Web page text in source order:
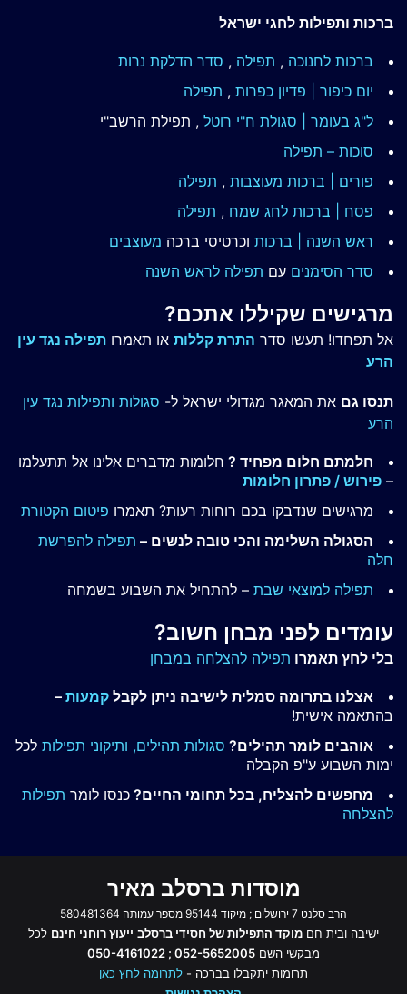
ברכות ותפילות לחגי ישראל
ברכות לחנוכה , תפילה , סדר הדלקת נרות
יום כיפור | פדיון כפרות , תפילה
ל"ג בעומר | סגולת ח"י רוטל , תפילת הרשב"י
סוכות – תפילה
פורים | ברכות מעוצבות , תפילה
פסח | ברכות לחג שמח , תפילה
ראש השנה | ברכות וכרטיסי ברכה מעוצבים
סדר הסימנים עם תפילה לראש השנה
מרגישים שקיללו אתכם?
אל תפחדו! תעשו סדר התרת קללות או תאמרו תפילה נגד עין
הרע
תנסו גם את המאגר מגדולי ישראל ל- סגולות ותפילות נגד עין
הרע
חלמתם חלום מפחיד ? חלומות מדברים אלינו אל תתעלמו
– פירוש / פתרון חלומות
מרגישים שנדבקו בכם רוחות רעות? תאמרו פיטום הקטורת
הסגולה השלימה והכי טובה לנשים – תפילה להפרשת
חלה
תפילה למוצאי שבת – להתחיל את השבוע בשמחה
עומדים לפני מבחן חשוב?
בלי לחץ תאמרו תפילה להצלחה במבחן
אצלנו בתרומה סמלית לישיבה ניתן לקבל קמעות –
בהתאמה אישית!
אוהבים לומר תהילים? סגולות תהילים, ותיקוני תפילות לכל
ימות השבוע ע"פ הקבלה
מחפשים להצליח, בכל תחומי החיים? כנסו לומר תפילות
להצלחה
מוסדות ברסלב מאיר
הרב סלנט 7 ירושלים ; מיקוד 95144 מספר עמותה 580481364
ישיבה ובית חם מוקד התפילות של חסידי ברסלב ייעוץ רוחני חינם לכל
מבקשי השם 052-5652005 ; 050-4161022
תרומות יתקבלו בברכה - לתרומה לחץ כאן